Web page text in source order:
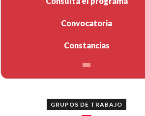
Convocatoria
Constancias
GRUPOS DE TRABAJO